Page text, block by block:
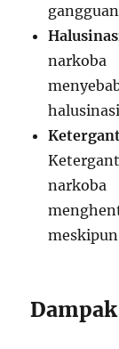
narkoba